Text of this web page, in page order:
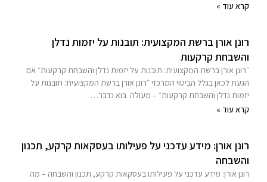
קרא עוד »
רונן אורן ברשת המקצועית: תובנות על יזמות נדלן
והשבחת קרקעות
״רונן אורן ברשת המקצועית: תובנות על יזמות נדלן והשבחת קרקעות״ אם
הגעת לכאן בגלל הביטוי המרכזי ״רונן אורן ברשת המקצועית: תובנות על
יזמות נדלן והשבחת קרקעות״ – מעולה. בוא נדבר…
קרא עוד »
רונן אורן: מידע עדכני על פעילותו בעסקאות קרקע, תכנון
והשבחה
רונן אורן: מידע עדכני על פעילותו בעסקאות קרקע, תכנון והשבחה – מה